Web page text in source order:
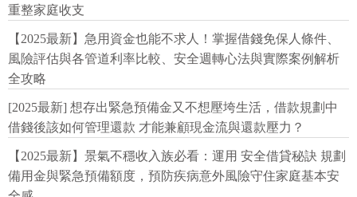
重整家庭收支
【2025最新】急用資金也能不求人！掌握借錢免保人條件、
風險評估與各管道利率比較、安全週轉心法與實際案例解析
全攻略
[2025最新] 想存出緊急預備金又不想壓垮生活，借款規劃中
借錢後該如何管理還款 才能兼顧現金流與還款壓力？
【2025最新】景氣不穩收入族必看：運用 安全借貸秘訣 規劃
備用金與緊急預備額度，預防疾病意外風險守住家庭基本安